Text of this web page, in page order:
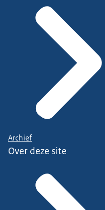
Archief
Over deze site